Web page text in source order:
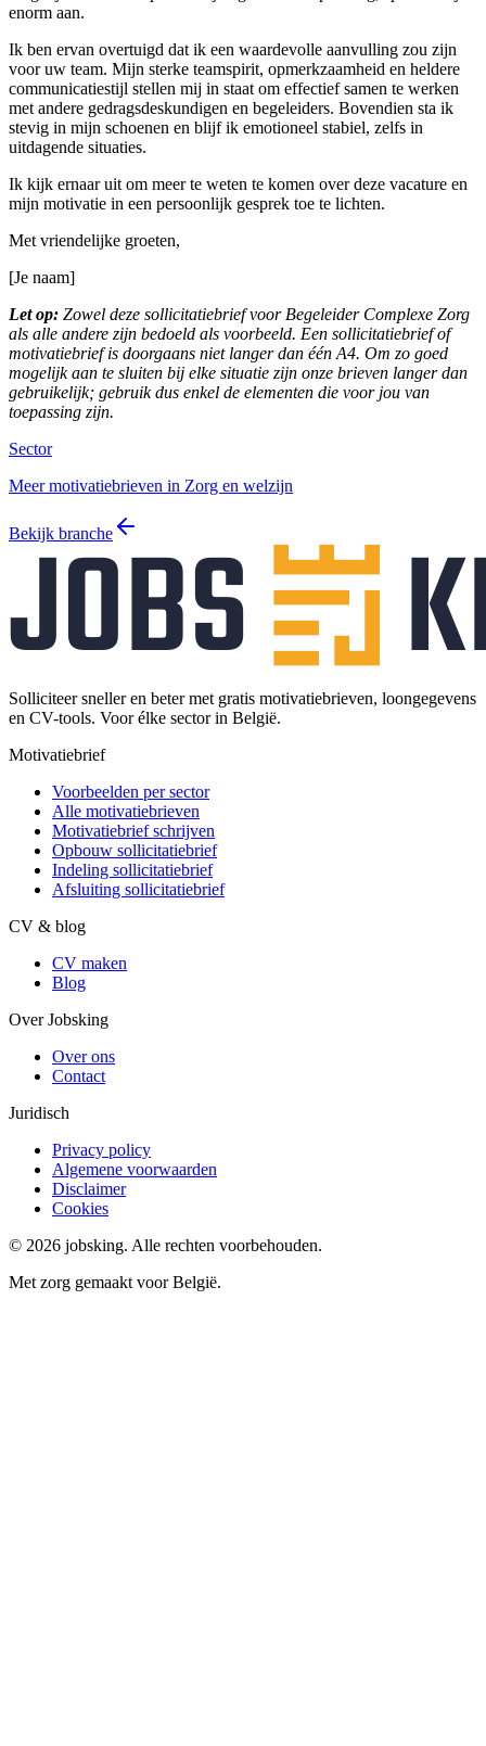
enorm aan.
Ik ben ervan overtuigd dat ik een waardevolle aanvulling zou zijn
voor uw team. Mijn sterke teamspirit, opmerkzaamheid en heldere
communicatiestijl stellen mij in staat om effectief samen te werken
met andere gedragsdeskundigen en begeleiders. Bovendien sta ik
stevig in mijn schoenen en blijf ik emotioneel stabiel, zelfs in
uitdagende situaties.
Ik kijk ernaar uit om meer te weten te komen over deze vacature en
mijn motivatie in een persoonlijk gesprek toe te lichten.
Met vriendelijke groeten,
[Je naam]
Let op: Zowel deze sollicitatiebrief voor Begeleider Complexe Zorg
als alle andere zijn bedoeld als voorbeeld. Een sollicitatiebrief of
motivatiebrief is doorgaans niet langer dan één A4. Om zo goed
mogelijk aan te sluiten bij elke situatie zijn onze brieven langer dan
gebruikelijk; gebruik dus enkel de elementen die voor jou van
toepassing zijn.
Sector
Meer motivatiebrieven in Zorg en welzijn
Bekijk branche
Solliciteer sneller en beter met gratis motivatiebrieven, loongegevens
en CV-tools. Voor élke sector in België.
Motivatiebrief
Voorbeelden per sector
Alle motivatiebrieven
Motivatiebrief schrijven
Opbouw sollicitatiebrief
Indeling sollicitatiebrief
Afsluiting sollicitatiebrief
CV & blog
CV maken
Blog
Over Jobsking
Over ons
Contact
Juridisch
Privacy policy
Algemene voorwaarden
Disclaimer
Cookies
© 2026 jobsking. Alle rechten voorbehouden.
Met zorg gemaakt voor België.